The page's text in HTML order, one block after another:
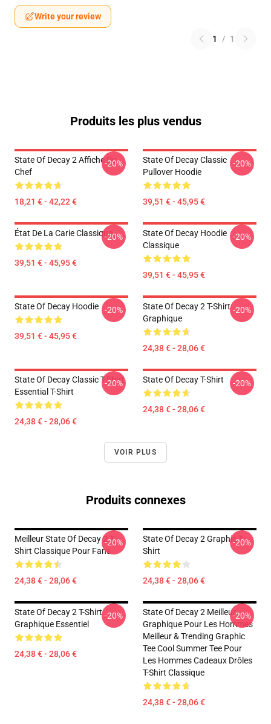
Write your review
1 / 1
Produits les plus vendus
State Of Decay 2 Affiche Du
Chef
18,21 € - 42,22 €
-20%
State Of Decay Classic
Pullover Hoodie
39,51 € - 45,95 €
-20%
État De La Carie Classique
39,51 € - 45,95 €
-20%
State Of Decay Hoodie
Classique
39,51 € - 45,95 €
-20%
State Of Decay Hoodie
39,51 € - 45,95 €
-20%
State Of Decay 2 T-Shirt
Graphique
24,38 € - 28,06 €
-20%
State Of Decay Classic T-Shirt
Essential T-Shirt
24,38 € - 28,06 €
-20% State Of Decay T-Shirt
24,38 € - 28,06 €
-20%
VOIR PLUS
Produits connexes
Meilleur State Of Decay 2 T-
Shirt Classique Pour Fans
24,38 € - 28,06 €
-20%
State Of Decay 2 Graphic T-
Shirt
24,38 € - 28,06 €
-20%
State Of Decay 2 T-Shirt
Graphique Essentiel
24,38 € - 28,06 €
-20%
State Of Decay 2 Meilleur
Graphique Pour Les Hommes
Meilleur & Trending Graphic
Tee Cool Summer Tee Pour
Les Hommes Cadeaux Drôles
T-Shirt Classique
24,38 € - 28,06 €
-20%